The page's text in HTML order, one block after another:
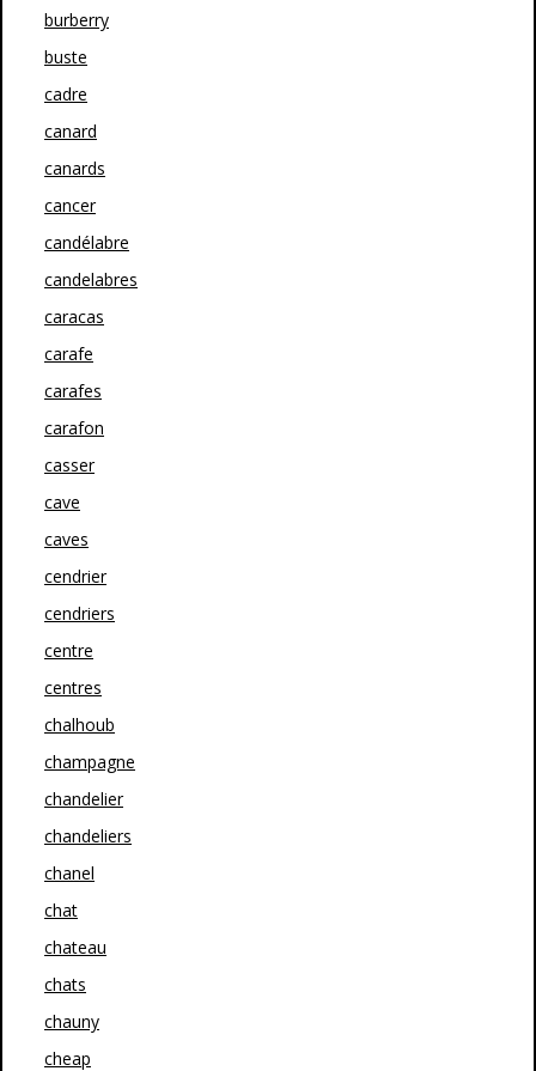
burberry
buste
cadre
canard
canards
cancer
candélabre
candelabres
caracas
carafe
carafes
carafon
casser
cave
caves
cendrier
cendriers
centre
centres
chalhoub
champagne
chandelier
chandeliers
chanel
chat
chateau
chats
chauny
cheap